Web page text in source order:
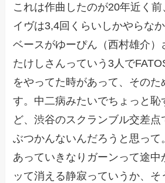
これは作曲したのが20年近く
イヴは3,4回くらいしかやらな
ベースがゆーぴん（西村雄介）
たけしさんっていう3人で
をやってた時があって、その
す。中二病みたいでちょっと恥
ど、渋谷のスクランブル交差点
ぶつかんないんだろうと思って
あっていきなりガーンって途
ッて消える静寂っていうか、そ